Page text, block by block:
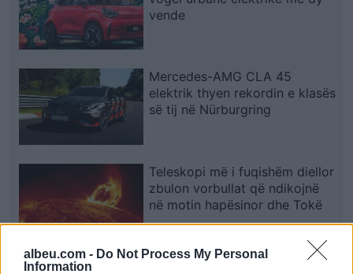
albeu.com - Do Not Process My Personal
Information
vende
Mercedes-AMG CLA 45
elektrik thyen rekordin e klasës
së tij në Nürburgring
Teleskopi më i fuqishëm diellor
zbulon vorbullat që ndikojnë
në motin hapësinor dhe Tokë